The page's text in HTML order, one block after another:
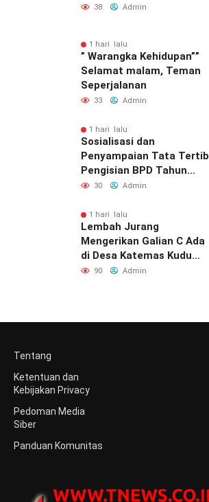
38 Admin
1 hari lalu
” Warangka Kehidupan””
Selamat malam, Teman
Seperjalanan
33 Admin
1 hari lalu
Sosialisasi dan
Penyampaian Tata Tertib
Pengisian BPD Tahun
2026 di Desa Wonokromo
Kondusif
30 Admin
1 hari lalu
Lembah Jurang
Mengerikan Galian C Ada
di Desa Katemas Kudu
Jombang Tetap
90 Admin
Tentang
Ketentuan dan
Kebijakan Privacy
Pedoman Media
Siber
Panduan Komunitas